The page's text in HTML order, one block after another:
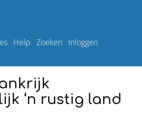
Help Zoeken Inloggen
‘n rustig land